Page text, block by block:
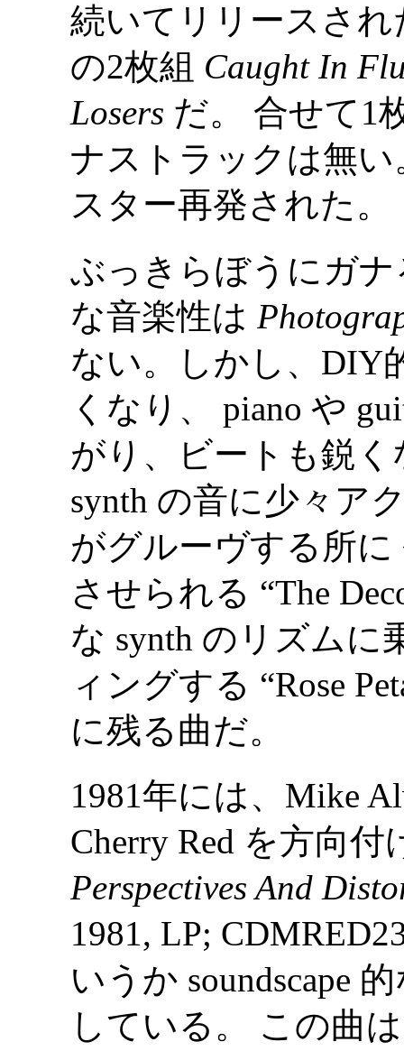
続いてリリースされ
の2枚組 Caught In
Losers だ。 合せて1
ナストラックは無い
スター再発された。
ぶっきらぼうにガ
な音楽性は
ない。しかし、DIY
くなり、 piano や
がり、ビートも鋭
synth の音に少々ア
がグルーヴする所に
させられる “The
な synth のリズムに
ィングする “Rose
に残る曲だ。
1981年には、Mike
Cherry Red を方向
Perspectives And
1981, LP;
いうか soundscape
している。 この曲